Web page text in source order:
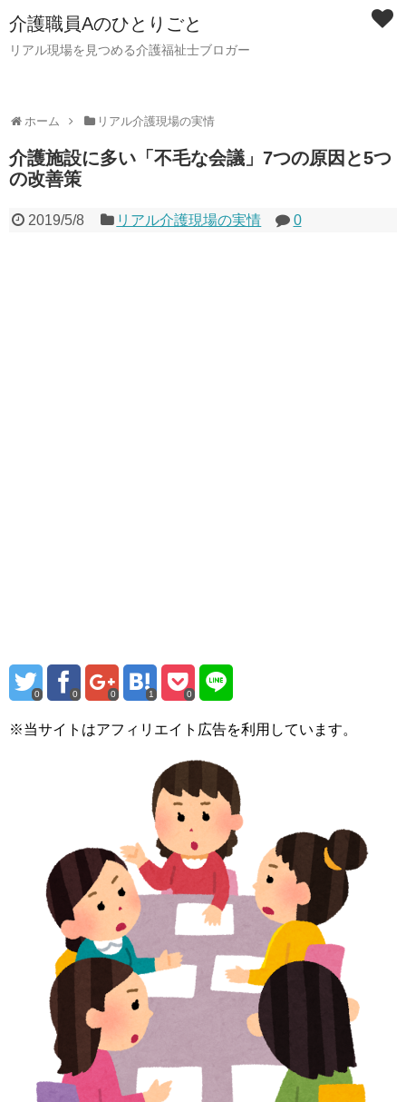
介護職員Aのひとりごと
リアル現場を見つめる介護福祉士ブロガー
ホーム リアル介護現場の実情
介護施設に多い「不毛な会議」7つの原因と5つ
の改善策
2019/5/8 リアル介護現場の実情 0
0 0 0 1 0
※当サイトはアフィリエイト広告を利用しています。